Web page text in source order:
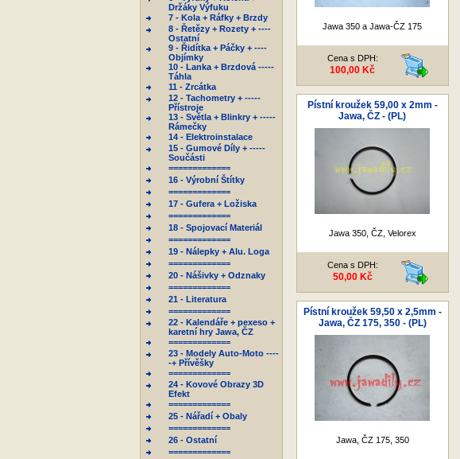
Držáky Výfuku
7 - Kola + Ráfky + Brzdy
8 - Řetězy + Rozety + ----
Ostatní
9 - Řidítka + Páčky + ----
Objímky
10 - Lanka + Brzdová -----
Táhla
11 - Zrcátka
12 - Tachometry + -----
Přístroje
13 - Světla + Blinkry + -----
Rámečky
14 - Elektroinstalace
15 - Gumové Díly + -----
Součásti
=============
16 - Výrobní Štítky
=============
17 - Gufera + Ložiska
=============
18 - Spojovací Materiál
=============
19 - Nálepky + Alu. Loga
=============
20 - Nášivky + Odznaky
=============
21 - Literatura
=============
22 - Kalendáře + pexeso +
karetní hry Jawa, ČZ
=============
23 - Modely Auto-Moto ----
-+ Přívěšky
=============
24 - Kovové Obrazy 3D
Efekt
=============
25 - Nářadí + Obaly
=============
26 - Ostatní
=============
Jawa 350 a Jawa-ČZ 175
Cena s DPH:
100,00 Kč
Pístní kroužek 59,00 x 2mm -
Jawa, ČZ - (PL)
Jawa 350, ČZ, Velorex
Cena s DPH:
50,00 Kč
Pístní kroužek 59,50 x 2,5mm -
Jawa, ČZ 175, 350 - (PL)
Jawa, ČZ 175, 350